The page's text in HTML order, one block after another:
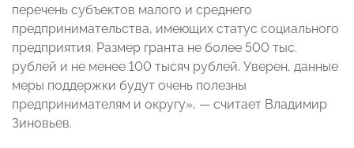
перечень субъектов малого и среднего
предпринимательства, имеющих статус социального
предприятия. Размер гранта не более 500 тыс.
рублей и не менее 100 тысяч рублей. Уверен, данные
меры поддержки будут очень полезны
предпринимателям и округу», — считает Владимир
Зиновьев.